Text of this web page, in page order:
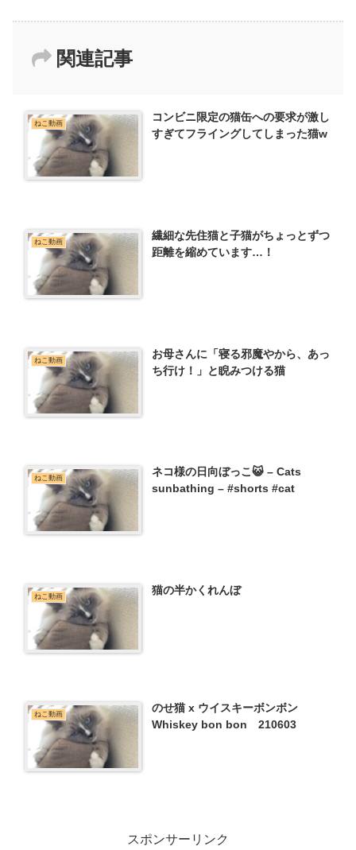
関連記事
ねこ動画
コンビニ限定の猫缶への要求が激し
すぎてフライングしてしまった猫w
ねこ動画
繊細な先住猫と子猫がちょっとずつ
距離を縮めています…！
ねこ動画
お母さんに「寝る邪魔やから、あっ
ち行け！」と睨みつける猫
ねこ動画
ネコ様の日向ぼっこ😺 – Cats
sunbathing – #shorts #cat
ねこ動画 猫の半かくれんぼ
ねこ動画
のせ猫 x ウイスキーボンボン
Whiskey bon bon 210603
スポンサーリンク